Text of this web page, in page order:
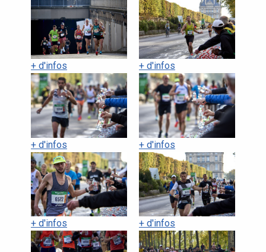
+ d'infos + d'infos
+ d'infos + d'infos
+ d'infos + d'infos